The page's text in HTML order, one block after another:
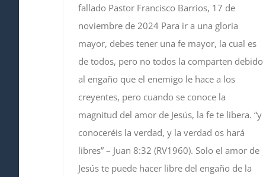
fallado Pastor Francisco Barrios, 17 de
noviembre de 2024 Para ir a una gloria
mayor, debes tener una fe mayor, la cual es
de todos, pero no todos la comparten debido
al engaño que el enemigo le hace a los
creyentes, pero cuando se conoce la
magnitud del amor de Jesús, la fe te libera. “y
conoceréis la verdad, y la verdad os hará
libres” – Juan 8:32 (RV1960). Solo el amor de
Jesús te puede hacer libre del engaño de la